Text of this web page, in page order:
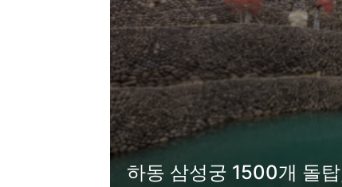
하동 삼성궁 1500개 돌